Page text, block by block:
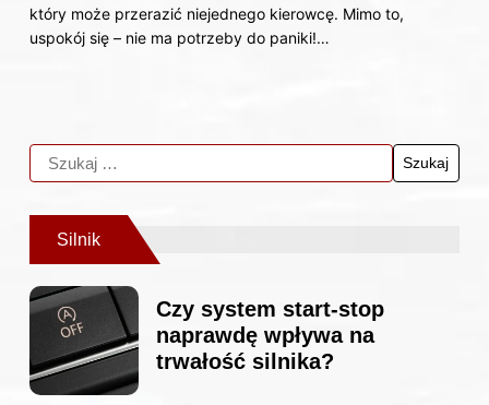
który może przerazić niejednego kierowcę. Mimo to,
uspokój się – nie ma potrzeby do paniki!…
Silnik
Czy system start-stop
naprawdę wpływa na
trwałość silnika?